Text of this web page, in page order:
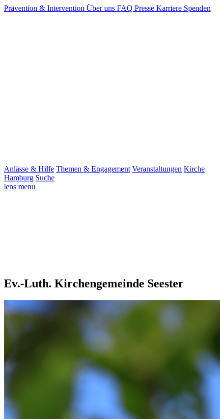
Prävention & Intervention Über uns FAQ Presse Karriere Spenden
Anlässe & Hilfe Themen & Engagement Veranstaltungen Kirche
Hamburg Suche
lens menu
Ev.-Luth. Kirchengemeinde Seester